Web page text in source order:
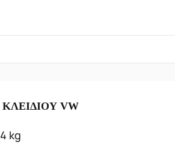
VW
kg